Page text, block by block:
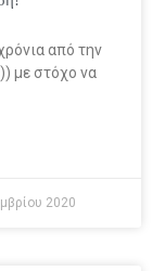
από την
με στόχο να
2020